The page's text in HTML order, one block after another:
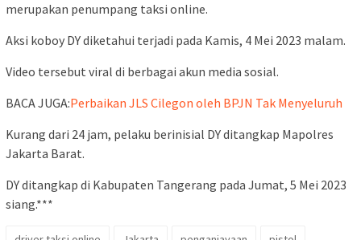
merupakan penumpang taksi online.
Aksi koboy DY diketahui terjadi pada Kamis, 4 Mei 2023 malam.
Video tersebut viral di berbagai akun media sosial.
BACA JUGA:Perbaikan JLS Cilegon oleh BPJN Tak Menyeluruh
Kurang dari 24 jam, pelaku berinisial DY ditangkap Mapolres
Jakarta Barat.
DY ditangkap di Kabupaten Tangerang pada Jumat, 5 Mei 2023
siang.***